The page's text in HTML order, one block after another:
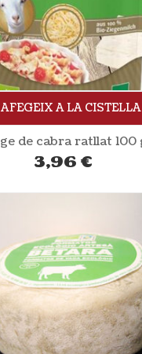
AFEGEIX A LA CISTELLA
3,96 €